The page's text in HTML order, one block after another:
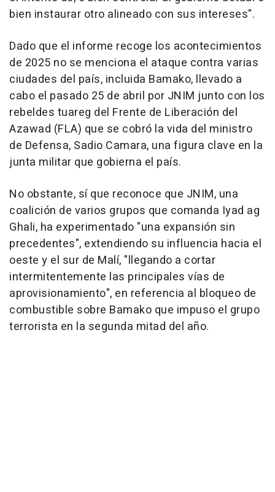
bien instaurar otro alineado con sus intereses".
Dado que el informe recoge los acontecimientos
de 2025 no se menciona el ataque contra varias
ciudades del país, incluida Bamako, llevado a
cabo el pasado 25 de abril por JNIM junto con los
rebeldes tuareg del Frente de Liberación del
Azawad (FLA) que se cobró la vida del ministro
de Defensa, Sadio Camara, una figura clave en la
junta militar que gobierna el país.
No obstante, sí que reconoce que JNIM, una
coalición de varios grupos que comanda Iyad ag
Ghali, ha experimentado "una expansión sin
precedentes", extendiendo su influencia hacia el
oeste y el sur de Malí, "llegando a cortar
intermitentemente las principales vías de
aprovisionamiento", en referencia al bloqueo de
combustible sobre Bamako que impuso el grupo
terrorista en la segunda mitad del año.